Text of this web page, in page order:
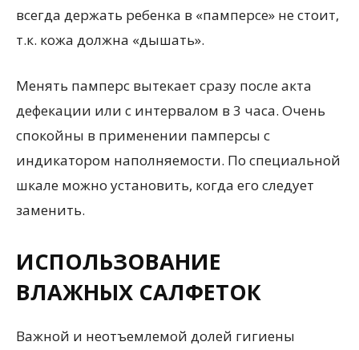
всегда держать ребенка в «памперсе» не стоит,
т.к. кожа должна «дышать».
Менять памперс вытекает сразу после акта
дефекации или с интервалом в 3 часа. Очень
спокойны в применении памперсы с
индикатором наполняемости. По специальной
шкале можно установить, когда его следует
заменить.
ИСПОЛЬЗОВАНИЕ
ВЛАЖНЫХ САЛФЕТОК
Важной и неотъемлемой долей гигиены